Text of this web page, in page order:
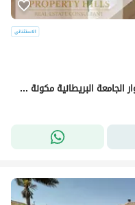
فيلا 390 متر للبيع الفوري في الشروق بجوار الجامعة البريطانية مكونة من 5 غرف ومعاها برايفت pool